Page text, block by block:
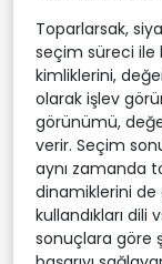
Toparlarsak,
seçim süreci ile
kimliklerini,
olarak işlev
görünümü,
verir. Seçim
aynı zamanda
dinamiklerini de
kullandıkları dili
sonuçlara göre